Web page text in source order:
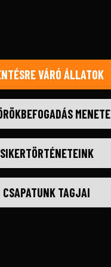
VÁRÓ ÁLLATOK
MENETE
SIKERTÖRTÉNETEINK
CSAPATUNK TAGJAI